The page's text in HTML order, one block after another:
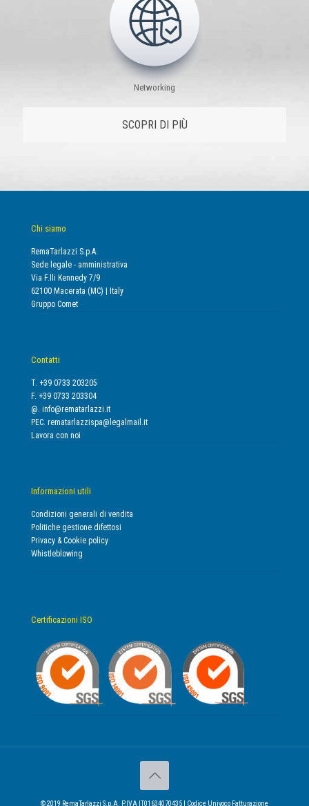
Networking
SCOPRI DI PIÙ
Chi siamo
RemaTarlazzi S.p.A.
Sede legale - amministrativa
Via F.lli Kennedy 7/9
62100 Macerata (MC) | Italy
Gruppo Comet
Contatti
T. +39 0733 203205
F. +39 0733 203304
@. info@rematarlazzi.it
PEC. rematarlazzispa@legalmail.it
Lavora con noi
Informazioni utili
Condizioni generali di vendita
Politiche gestione difettosi
Privacy & Cookie policy
Whistleblowing
Certificazioni ISO
© 2019 RemaTarlazzi S.p.A. P.IVA IT01634070435 | Codice Univoco Fatturazione